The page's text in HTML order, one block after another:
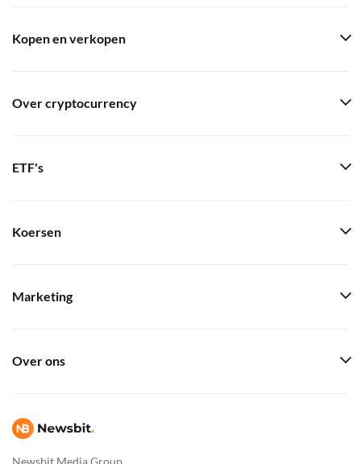
Newsbit Media Group
Kopen en verkopen
Over cryptocurrency
ETF's
Koersen
Marketing
Over ons